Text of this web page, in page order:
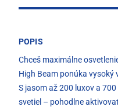
POPIS
Chceš maximálne
High Beam ponúka
S jasom až 200 luxov a
svetiel – pohodlne